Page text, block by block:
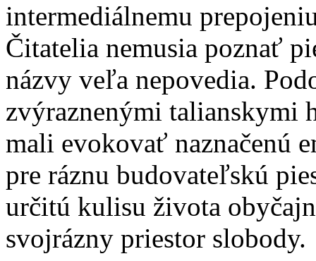
intermediálnemu
Čitatelia nemusia poznať
názvy veľa nepovedia.
zvýraznenými talianskymi
mali evokovať naznačenú
pre ráznu budovateľskú
určitú kulisu života
svojrázny priestor slobody.